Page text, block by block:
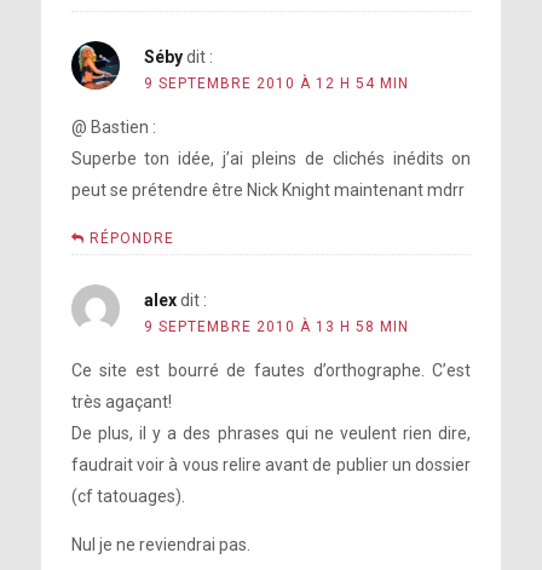
Séby dit :
9 SEPTEMBRE 2010 À 12 H 54 MIN
@ Bastien :
Superbe ton idée, j’ai pleins de clichés inédits on
peut se prétendre être Nick Knight maintenant mdrr
RÉPONDRE
alex dit :
9 SEPTEMBRE 2010 À 13 H 58 MIN
Ce site est bourré de fautes d’orthographe. C’est
très agaçant!
De plus, il y a des phrases qui ne veulent rien dire,
faudrait voir à vous relire avant de publier un dossier
(cf tatouages).
Nul je ne reviendrai pas.